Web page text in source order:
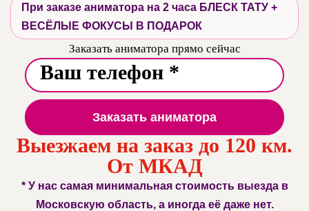
При заказе аниматора на 2 часа БЛЕСК ТАТУ +
ВЕСЁЛЫЕ ФОКУСЫ В ПОДАРОК
Заказать аниматора прямо сейчас
Заказать аниматора
Выезжаем на заказ до 120 км.
От МКАД
* У нас самая минимальная стоимость выезда в
Московскую область, а иногда её даже нет.